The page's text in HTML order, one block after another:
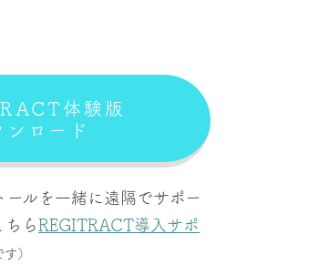
体験版
ンロード
ルを一緒に遠隔でサポー
ちらREGITRACT導入サポ
）